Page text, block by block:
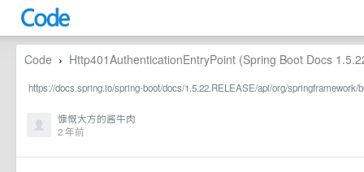
Code › Http401AuthenticationEntryPoint (Spring Boot Docs
https://docs.spring.io/spring-boot/docs/1.5.22.RELEASE/api/org/springframework/
慷慨大方的酱牛肉
2 年前